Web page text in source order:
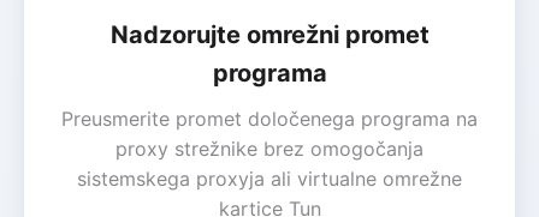
Nadzorujte omrežni promet
programa
Preusmerite promet določenega programa na
proxy strežnike brez omogočanja
sistemskega proxyja ali virtualne omrežne
kartice Tun